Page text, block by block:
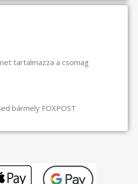
tartalmazza a csomag
bármely FOXPOST